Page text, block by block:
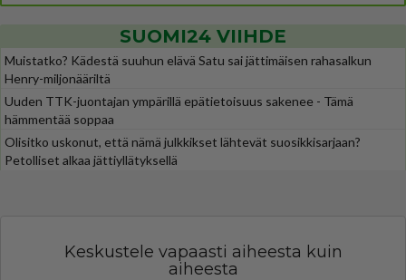
SUOMI24 VIIHDE
Muistatko? Kädestä suuhun elävä Satu sai jättimäisen rahasalkun
Henry-miljonääriltä
Uuden TTK-juontajan ympärillä epätietoisuus sakenee - Tämä
hämmentää soppaa
Olisitko uskonut, että nämä julkkikset lähtevät suosikkisarjaan?
Petolliset alkaa jättiyllätyksellä
Keskustele vapaasti aiheesta kuin
aiheesta